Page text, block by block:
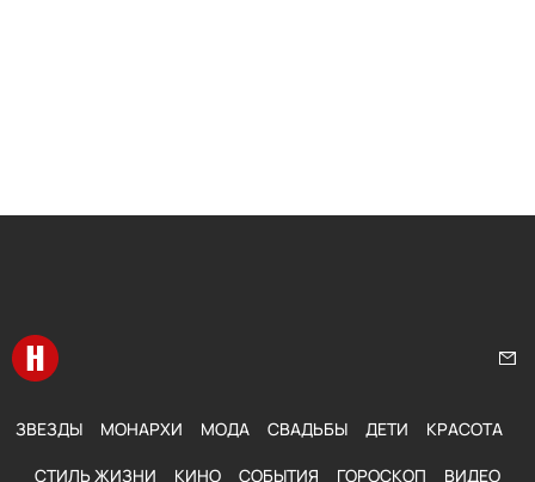
Перейти на главную
ЗВЕЗДЫ МОНАРХИ МОДА СВАДЬБЫ ДЕТИ КРАСОТА
СТИЛЬ ЖИЗНИ КИНО СОБЫТИЯ ГОРОСКОП ВИДЕО